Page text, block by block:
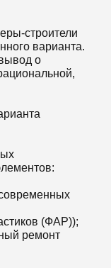
строители
варианта.
о
(ФАР));
ремонт